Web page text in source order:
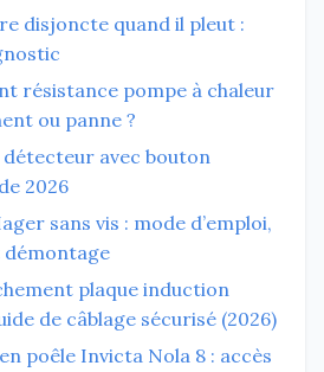
disjoncte quand il pleut :
résistance pompe à chaleur
ou panne ?
avec bouton
2026
sans vis : mode d’emploi,
plaque induction
de câblage sécurisé (2026)
poêle Invicta Nola 8 : accès